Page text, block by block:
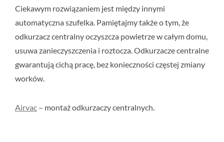
Ciekawym rozwiązaniem jest między innymi
automatyczna szufelka. Pamiętajmy także o tym, że
odkurzacz centralny oczyszcza powietrze w całym domu,
usuwa zanieczyszczenia i roztocza. Odkurzacze centralne
gwarantują cichą pracę, bez konieczności częstej zmiany
worków.
Airvac – montaż odkurzaczy centralnych.